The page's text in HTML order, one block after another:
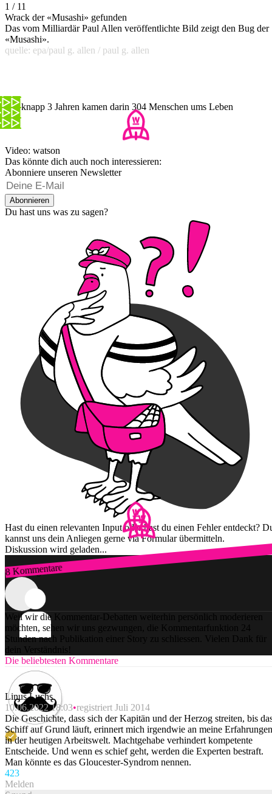
1 / 11
Wrack der «Musashi» gefunden
Das vom Milliardär Paul Allen veröffentlichte Bild zeigt den Bug der
«Musashi».
quelle: epa/paul g. allen / paul g. allen
Vor knapp 3 Jahren kamen darin 304 Menschen ums Leben
Video: watson
Das könnte dich auch noch interessieren:
Abonniere unseren Newsletter
Abonnieren
Du hast uns was zu sagen?
Hast du einen relevanten Input oder hast du einen Fehler entdeckt?
kannst uns dein Anliegen gerne via Formular übermitteln.
Diskussion wird geladen...
8 Kommentare
Zum Login
Weil wir die Kommentar-Debatten weiterhin persönlich moderieren
möchten, sehen wir uns gezwungen, die Kommentarfunktion 24
Stunden nach Publikation einer Story zu schliessen. Vielen Dank für
dein Verständnis!
Die beliebtesten Kommentare
Linus Luchs
10.06.2022 18:03 registriert Juli 2014
Die Geschichte, dass sich der Kapitän und der Herzog streiten, bis
Schiff auf Grund läuft, erinnert mich irgendwie an meine Erfahrungen
in der heutigen Arbeitswelt. Machtgehabe verhindert kompetente
Entscheide. Und wenn es schief geht, werden die Experten bestraft.
Man könnte es das Gloucester-Syndrom nennen.
423
Melden